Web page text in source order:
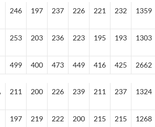
246 197 237 226 221 232 1359
253 203 236 223 195 193 1303
499 400 473 449 416 425 2662
211 200 226 239 211 237 1324
197 219 222 200 215 215 1268